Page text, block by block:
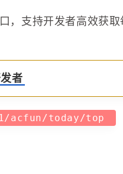
，支持开发者高效获取
者
acfun/today/top